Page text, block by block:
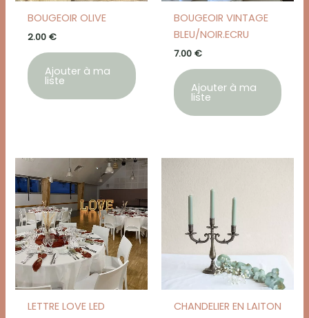
BOUGEOIR OLIVE
2.00 €
Ajouter à ma
liste
BOUGEOIR VINTAGE
BLEU/NOIR.ECRU
7.00 €
Ajouter à ma
liste
LETTRE LOVE LED CHANDELIER EN LAITON